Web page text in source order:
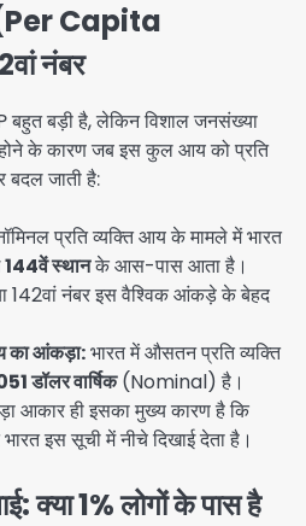
(Per Capita
नंबर
बड़ी है, लेकिन विशाल जनसंख्या
के कारण जब इस कुल आय को प्रति
बदल जाती है:
प्रति व्यक्ति आय के मामले में भारत
144वें स्थानके आस-पास आता है।
142वां नंबर इस वैश्विक आंकड़े के बेहद
का आंकड़ा:भारत में औसतन प्रति व्यक्ति
डॉलर वार्षिक(Nominal) है।
आकार ही इसका मुख्य कारण है कि
इस सूची में नीचे दिखाई देता है।
क्या 1% लोगों के पास है